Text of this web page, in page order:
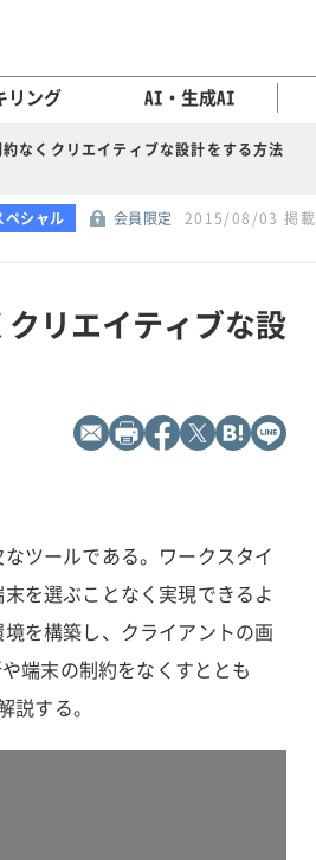
リング AI・生成AI
なくクリエイティブな設計をする方法
ペシャル 会員限定 2015/08/03 掲載
リエイティブな設
ツールである。ワークスタイ
を選ぶことなく実現できるよ
を構築し、クライアントの画
端末の制約をなくすととも
する。